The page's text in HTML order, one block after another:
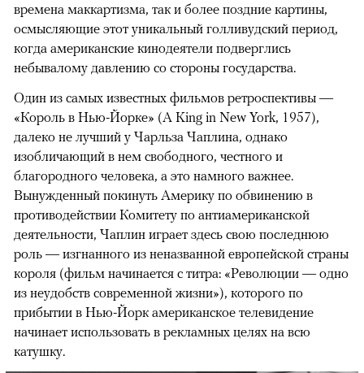
времена маккартизма, так и более поздние картины,
осмысляющие этот уникальный голливудский период,
когда американские кинодеятели подверглись
небывалому давлению со стороны государства.
Один из самых известных фильмов ретроспективы —
«Король в Нью-Йорке» (A King in New York, 1957),
далеко не лучший у Чарльза Чаплина, однако
изобличающий в нем свободного, честного и
благородного человека, а это намного важнее.
Вынужденный покинуть Америку по обвинению в
противодействии Комитету по антиамериканской
деятельности, Чаплин играет здесь свою последнюю
роль — изгнанного из неназванной европейской страны
короля (фильм начинается с титра: «Революции — одно
из неудобств современной жизни»), которого по
прибытии в Нью-Йорк американское телевидение
начинает использовать в рекламных целях на всю
катушку.